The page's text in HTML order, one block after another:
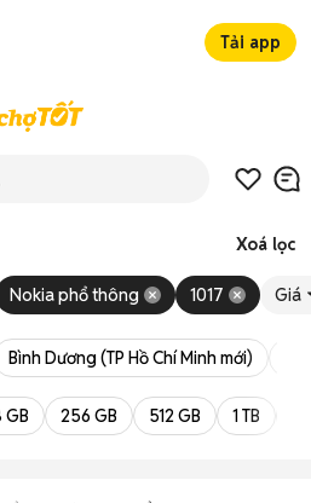
Tải app
Xoá lọc
Nokia phổ thông 1017 Giá
Bình Dương (TP Hồ Chí Minh mới)
GB 256 GB 512 GB 1 TB